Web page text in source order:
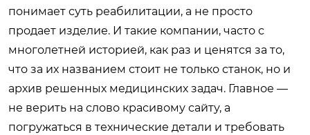
понимает суть реабилитации, а не просто
продает изделие. И такие компании, часто с
многолетней историей, как раз и ценятся за то,
что за их названием стоит не только станок, но и
архив решенных медицинских задач. Главное —
не верить на слово красивому сайту, а
погружаться в технические детали и требовать